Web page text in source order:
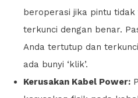
beroperasi jika pintu
terkunci dengan benar.
Anda tertutup dan
ada bunyi ‘klik’.
Kerusakan Kabel Power: